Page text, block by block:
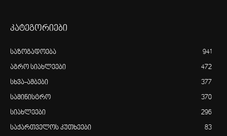
კატეგორიები
საზოგადოება 941
აგრო სიახლეები 472
სხვა-ამბები 377
სამინისტრო 370
სიახლეები 296
საქართველოს კუთხეები 83